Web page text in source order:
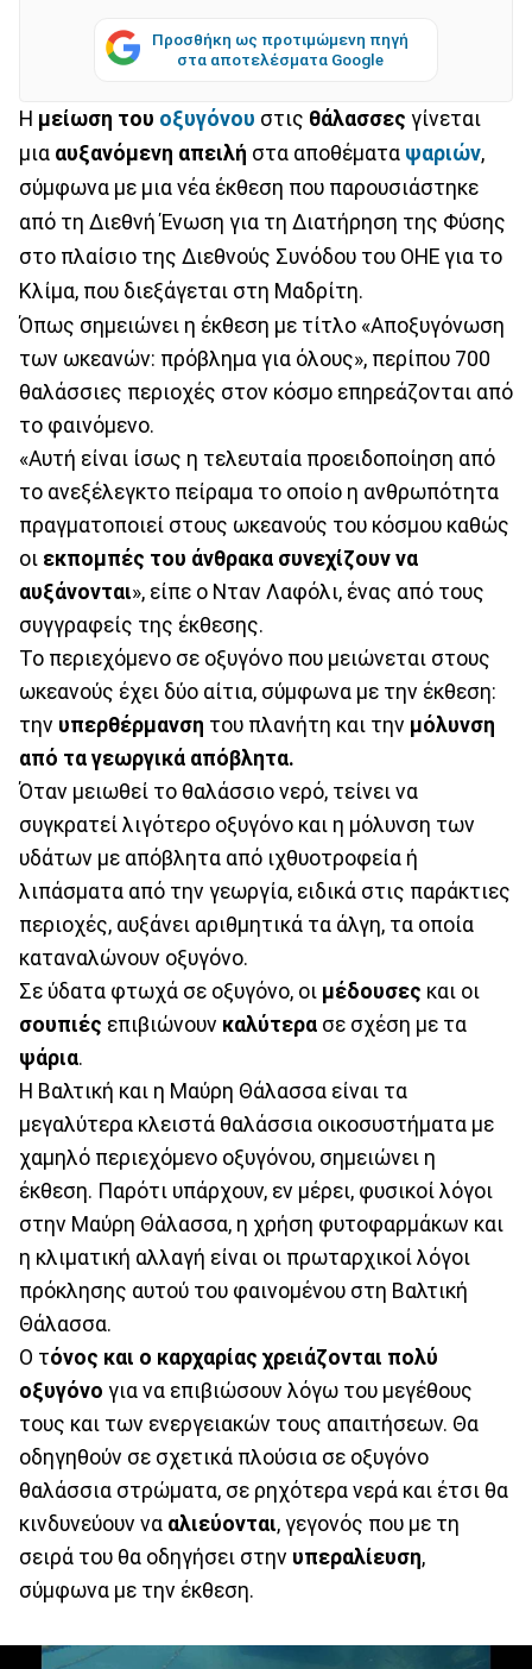
Προσθήκη ως προτιμώμενη πηγή
στα αποτελέσματα Google
Η μείωση του οξυγόνου στις θάλασσες γίνεται
μια αυξανόμενη απειλή στα αποθέματα ψαριών,
σύμφωνα με μια νέα έκθεση που παρουσιάστηκε
από τη Διεθνή Ένωση για τη Διατήρηση της Φύσης
στο πλαίσιο της Διεθνούς Συνόδου του ΟΗΕ για το
Κλίμα, που διεξάγεται στη Μαδρίτη.
Όπως σημειώνει η έκθεση με τίτλο «Αποξυγόνωση
των ωκεανών: πρόβλημα για όλους», περίπου 700
θαλάσσιες περιοχές στον κόσμο επηρεάζονται από
το φαινόμενο.
«Αυτή είναι ίσως η τελευταία προειδοποίηση από
το ανεξέλεγκτο πείραμα το οποίο η ανθρωπότητα
πραγματοποιεί στους ωκεανούς του κόσμου καθώς
οι εκπομπές του άνθρακα συνεχίζουν να
αυξάνονται», είπε ο Νταν Λαφόλι, ένας από τους
συγγραφείς της έκθεσης.
Το περιεχόμενο σε οξυγόνο που μειώνεται στους
ωκεανούς έχει δύο αίτια, σύμφωνα με την έκθεση:
την υπερθέρμανση του πλανήτη και την μόλυνση
από τα γεωργικά απόβλητα.
Όταν μειωθεί το θαλάσσιο νερό, τείνει να
συγκρατεί λιγότερο οξυγόνο και η μόλυνση των
υδάτων με απόβλητα από ιχθυοτροφεία ή
λιπάσματα από την γεωργία, ειδικά στις παράκτιες
περιοχές, αυξάνει αριθμητικά τα άλγη, τα οποία
καταναλώνουν οξυγόνο.
Σε ύδατα φτωχά σε οξυγόνο, οι μέδουσες και οι
σουπιές επιβιώνουν καλύτερα σε σχέση με τα
ψάρια.
Η Βαλτική και η Μαύρη Θάλασσα είναι τα
μεγαλύτερα κλειστά θαλάσσια οικοσυστήματα με
χαμηλό περιεχόμενο οξυγόνου, σημειώνει η
έκθεση. Παρότι υπάρχουν, εν μέρει, φυσικοί λόγοι
στην Μαύρη Θάλασσα, η χρήση φυτοφαρμάκων και
η κλιματική αλλαγή είναι οι πρωταρχικοί λόγοι
πρόκλησης αυτού του φαινομένου στη Βαλτική
Θάλασσα.
Ο τόνος και ο καρχαρίας χρειάζονται πολύ
οξυγόνο για να επιβιώσουν λόγω του μεγέθους
τους και των ενεργειακών τους απαιτήσεων. Θα
οδηγηθούν σε σχετικά πλούσια σε οξυγόνο
θαλάσσια στρώματα, σε ρηχότερα νερά και έτσι θα
κινδυνεύουν να αλιεύονται, γεγονός που με τη
σειρά του θα οδηγήσει στην υπεραλίευση,
σύμφωνα με την έκθεση.